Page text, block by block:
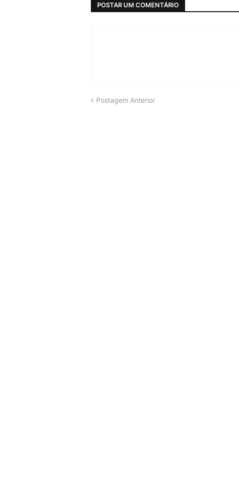
POSTAR UM COMENTÁRIO
Postagem Anterior